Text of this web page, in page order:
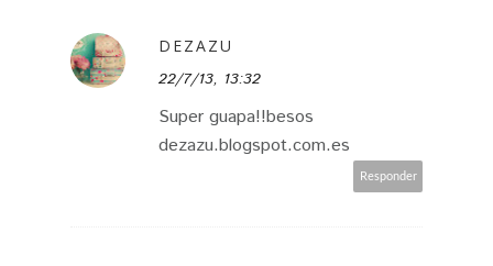
DEZAZU
22/7/13, 13:32
Super guapa!!besos
dezazu.blogspot.com.es
Responder